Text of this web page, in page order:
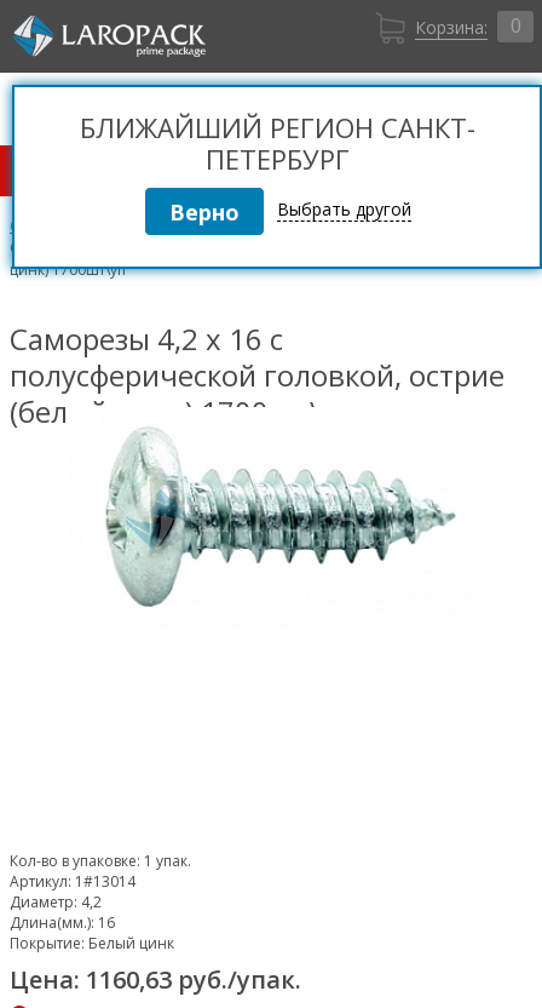
Корзина: 0
Санкт-Петербург
+7 (812) 309 36 06
Вход
Регистрация
КАТАЛОГ ТОВАРОВ
БЛИЖАЙШИЙ РЕГИОН САНКТ-
ПЕТЕРБУРГ
Выбрать другой
Саморезы
Саморезы п/сф острие (белый цинк) (РМЗ)
Саморезы 4,2 x 16 с полусферической головкой, острие (белый
цинк) 1700шт\уп
Саморезы 4,2 x 16 с
полусферической головкой, острие
(белый цинк) 1700шт\уп
Кол-во в упаковке: 1 упак.
Артикул: 1#13014
Диаметр: 4,2
Длина(мм.): 16
Покрытие: Белый цинк
Цена: 1160,63 руб./упак.